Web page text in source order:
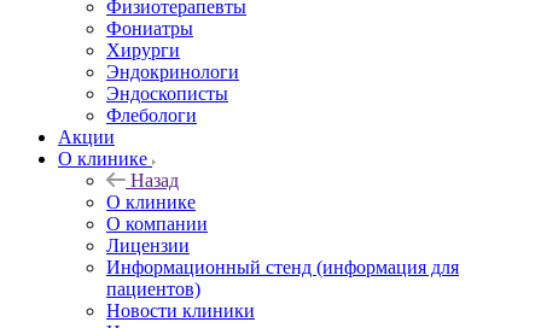
Физиотерапевты
Фониатры
Хирурги
Эндокринологи
Эндоскописты
Флебологи
Акции
О клинике
Назад
О клинике
О компании
Лицензии
Информационный стенд (информация для
пациентов)
Новости клиники